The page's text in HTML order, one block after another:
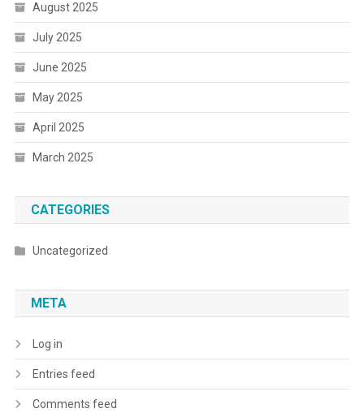
August 2025
July 2025
June 2025
May 2025
April 2025
March 2025
CATEGORIES
Uncategorized
META
Log in
Entries feed
Comments feed